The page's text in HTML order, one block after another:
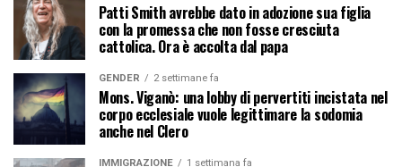
Patti Smith avrebbe dato in adozione sua figlia
con la promessa che non fosse cresciuta
cattolica. Ora è accolta dal papa
GENDER 2 settimane fa
Mons. Viganò: una lobby di pervertiti incistata nel
corpo ecclesiale vuole legittimare la sodomia
anche nel Clero
IMMIGRAZIONE 1 settimana fa